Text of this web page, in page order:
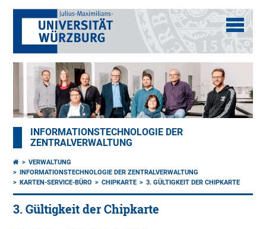
INFORMATIONSTECHNOLOGIE DER
ZENTRALVERWALTUNG
VERWALTUNG
INFORMATIONSTECHNOLOGIE DER ZENTRALVERWALTUNG
KARTEN-SERVICE-BÜRO
CHIPKARTE 3. GÜLTIGKEIT DER CHIPKARTE
3. Gültigkeit der Chipkarte